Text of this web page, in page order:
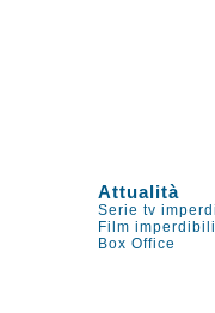
Attualità
Serie tv
Film
Box Office